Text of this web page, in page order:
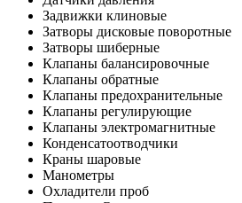
Задвижки клиновые
Затворы дисковые поворотные
Затворы шиберные
Клапаны балансировочные
Клапаны обратные
Клапаны предохранительные
Клапаны регулирующие
Клапаны электромагнитные
Конденсатоотводчики
Краны шаровые
Манометры
Охладители проб